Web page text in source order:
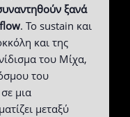
ξανά
. Το sustain και
και της
του Μίχα,
του
μια
μεταξύ